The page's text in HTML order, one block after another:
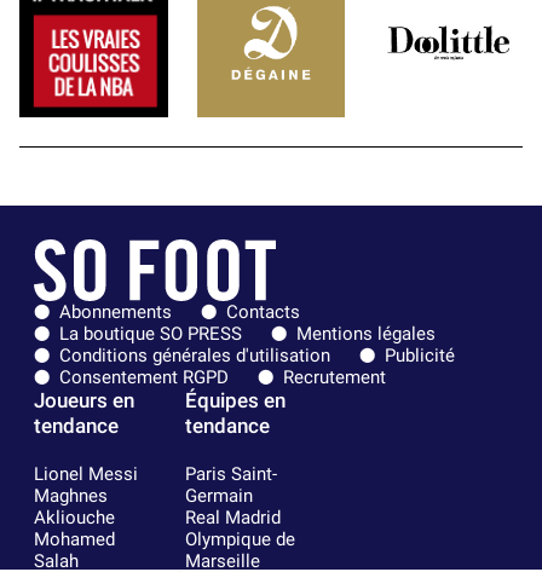
Abonnements
Contacts
La boutique SO PRESS
Mentions légales
Conditions générales d'utilisation
Publicité
Consentement RGPD
Recrutement
Joueurs en
tendance
Lionel Messi
Maghnes
Akliouche
Mohamed
Salah
Équipes en
tendance
Paris Saint-
Germain
Real Madrid
Olympique de
Marseille